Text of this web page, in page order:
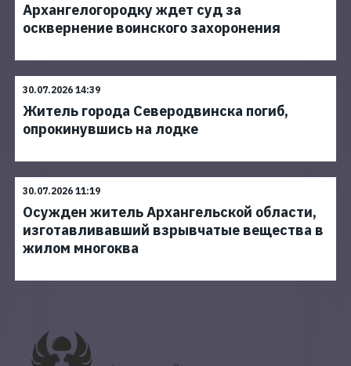
Архангелогородку ждет суд за
осквернение воинского захоронения
30.07.2026 14:39
Житель города Северодвинска погиб,
опрокинувшись на лодке
30.07.2026 11:19
Осужден житель Архангельской области,
изготавливавший взрывчатые вещества в
жилом многоква